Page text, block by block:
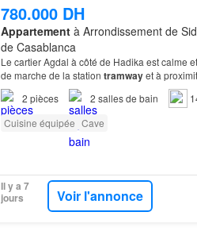
780.000 DH
Appartementà Arrondissement de
de Casablanca
Le cartier Agdal à côté de Hadika est calme
de marche de la station tramwayet à
2 pièces 2 salles de bain
Cuisine équipée Cave
Il y a 7
jours
Voir l'annonce